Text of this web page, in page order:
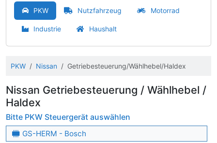
PKW Nutzfahrzeug Motorrad
Industrie Haushalt
PKW Nissan Getriebesteuerung/Wählhebel/Haldex
Nissan Getriebesteuerung / Wählhebel /
Haldex
Bitte PKW Steuergerät auswählen
GS-HERM - Bosch